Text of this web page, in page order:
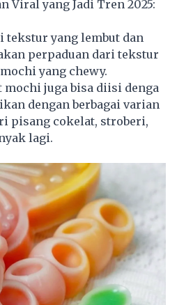
Viral yang Jadi Tren 2025:
yang lembut dan
perpaduan dari tekstur
yang chewy.
mochi juga bisa diisi denga
dengan berbagai varian
pisang cokelat, stroberi,
lagi.